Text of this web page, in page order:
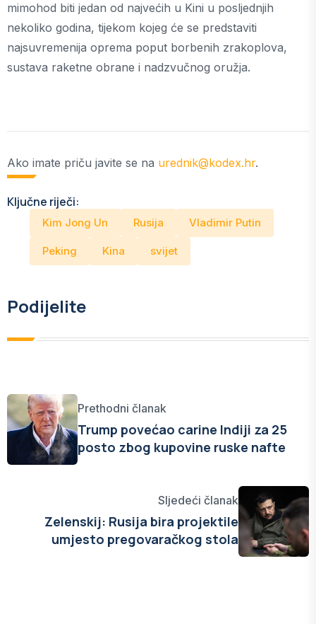
mimohod biti jedan od najvećih u Kini u posljednjih
nekoliko godina, tijekom kojeg će se predstaviti
najsuvremenija oprema poput borbenih zrakoplova,
sustava raketne obrane i nadzvučnog oružja.
Ako imate priču javite se na urednik@kodex.hr.
Ključne riječi:
Kim Jong Un Rusija Vladimir Putin
Peking Kina svijet
Podijelite
Prethodni članak
Trump povećao carine Indiji za 25
posto zbog kupovine ruske nafte
Sljedeći članak
Zelenskij: Rusija bira projektile
umjesto pregovaračkog stola